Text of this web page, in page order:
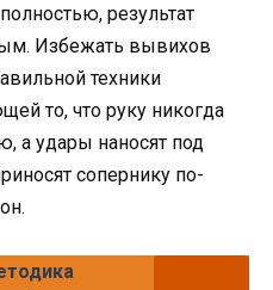
результат
Избежать вывихов
техники
то, что руку никогда
а удары наносят под
сопернику по-